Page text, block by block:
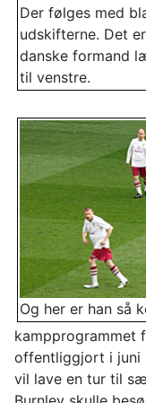
Der følges med
udskifterne. Det
danske formand
til venstre.
Og her er han så
kampprogrammet
offentliggjort i juni
vil lave en tur til